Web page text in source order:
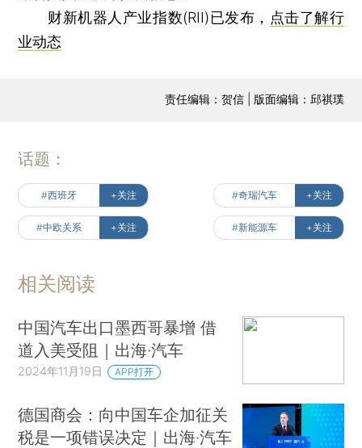
财新机器人产业指数(RII)已发布， 点击了解行
业动态
责任编辑：贺信 | 版面编辑：邱祺璞
话题：
#西班牙 +关注 #奇瑞汽车 +关注
#中欧关系 +关注 #新能源车 +关注
相关阅读
中国汽车出口墨西哥暴增 借
道入美受阻｜出海·汽车
2024年11月19日 APP打开
德国商会：向中国车企加征关
税是一项错误决定｜出海·汽车